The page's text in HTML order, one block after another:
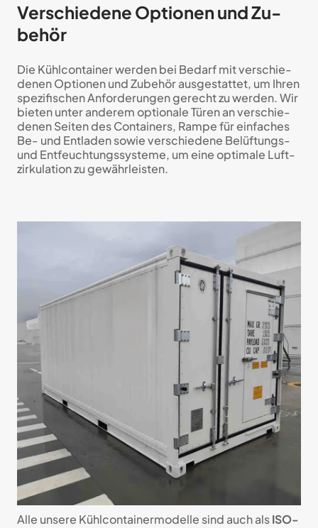
Verschiedene Optio­nen und Zu­
behör
Die Kühlcontainer werden bei Bedarf mit ver­schie­
de­nen Optio­nen und Zu­behör aus­ge­stattet, um Ihren
spezi­fi­schen An­for­de­rungen ge­recht zu werden. Wir
bieten unter anderem optio­nale Türen an ver­schie­
de­nen Seiten des Con­tainers, Rampe für ein­faches
Be- und Ent­laden sowie ver­schie­dene Belüftungs-
und Ent­feuch­tungs­systeme, um eine opti­male Luft­
zirku­lation zu ge­währ­leisten.
Alle unsere Kühl­container­modelle sind auch alsISO-